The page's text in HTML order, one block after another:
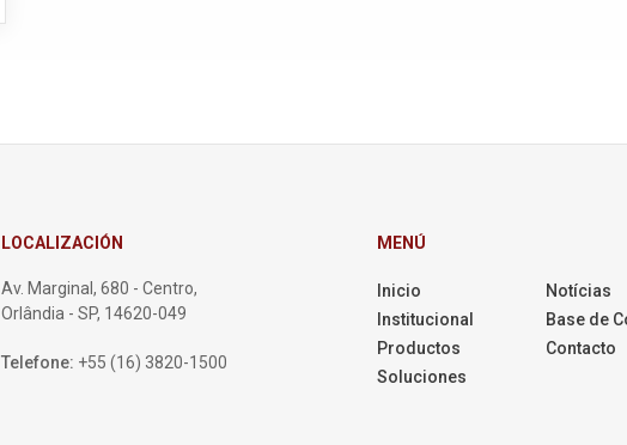
LOCALIZACIÓN
Av. Marginal, 680 - Centro,
Orlândia - SP, 14620-049
Telefone: +55 (16) 3820-1500
MENÚ
Inicio
Institucional
Productos
Soluciones
Notícias
Base de
Contacto